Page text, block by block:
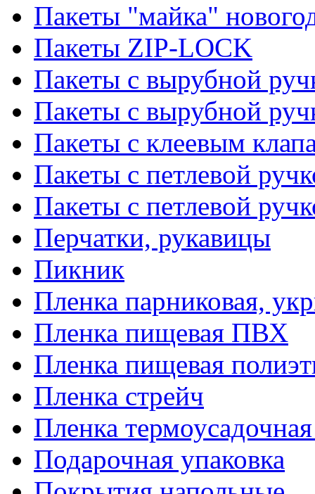
Пакеты "майка"
Пакеты ZIP-LOCK
Пакеты с вырубной
Пакеты с вырубной
Пакеты с клеевым
Пакеты с петлевой
Пакеты с петлевой
Перчатки, рукавицы
Пикник
Пленка парниковая,
Пленка пищевая ПВХ
Пленка пищевая
Пленка стрейч
Пленка
Подарочная упаковка